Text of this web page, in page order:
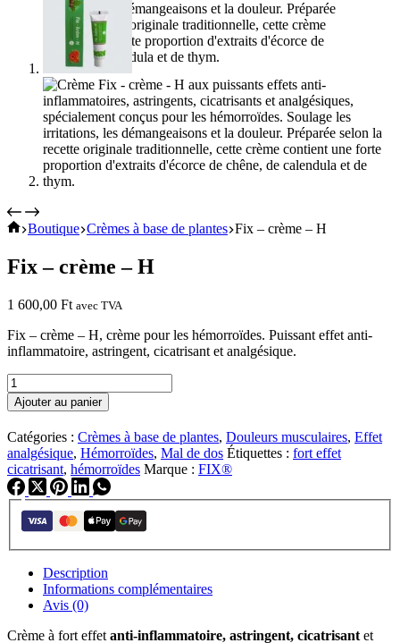
Accueil
Boutique Crèmes à base de plantes Fix – crème – H
Fix – crème – H
1 600,00 Ft avec TVA
Fix – crème – H, crème pour les hémorroïdes. Puissant effet anti-
inflammatoire, astringent, cicatrisant et analgésique.
quantité
de
Fix
-
crème
-
H
Ajouter au panier
Catégories : Crèmes à base de plantes, Douleurs musculaires, Effet
analgésique, Hémorroïdes, Mal de dos Étiquettes : fort effet
cicatrisant, hémorroïdes Marque : FIX®
Description
Informations complémentaires
Avis (0)
Crème à fort effetanti-inflammatoire, astringent, cicatrisantet